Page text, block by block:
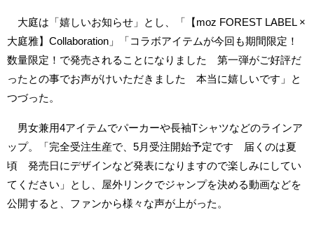
大庭は「嬉しいお知らせ」とし、「【moz FOREST LABEL ×
大庭雅】Collaboration」「コラボアイテムが今回も期間限定！
数量限定！で発売されることになりました 第一弾がご好評だ
ったとの事でお声がけいただきました 本当に嬉しいです」と
つづった。
男女兼用4アイテムでパーカーや長袖Tシャツなどのラインア
ップ。「完全受注生産で、5月受注開始予定です 届くのは夏
頃 発売日にデザインなど発表になりますので楽しみにしてい
てください」とし、屋外リンクでジャンプを決める動画などを
公開すると、ファンから様々な声が上がった。